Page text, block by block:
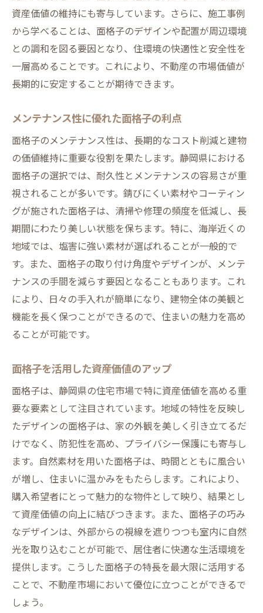
資産価値の維持にも寄与しています。さらに、施工事例
から学べることは、面格子のデザインや配置が周辺環境
との調和を図る要因となり、住環境の快適性と安全性を
一層高めることです。これにより、不動産の市場価値が
長期的に安定することが期待できます。
メンテナンス性に優れた面格子の利点
面格子のメンテナンス性は、長期的なコスト削減と建物
の価値維持に重要な役割を果たします。静岡県における
面格子の選択では、耐久性とメンテナンスの容易さが重
視されることが多いです。錆びにくい素材やコーティン
グが施された面格子は、清掃や修理の頻度を低減し、長
期間にわたり美しい状態を保ちます。特に、海岸近くの
地域では、塩害に強い素材が選ばれることが一般的で
す。また、面格子の取り付け角度やデザインが、メンテ
ナンスの手間を減らす要因となることもあります。これ
により、日々の手入れが簡単になり、建物全体の美観と
機能を長く保つことができるので、住まいの魅力を高め
ることが可能です。
面格子を活用した資産価値のアップ
面格子は、静岡県の住宅市場で特に資産価値を高める重
要な要素として注目されています。地域の特性を反映し
たデザインの面格子は、家の外観を美しく引き立てるだ
けでなく、防犯性を高め、プライバシー保護にも寄与し
ます。自然素材を用いた面格子は、時間とともに風合い
が増し、住まいに温かみをもたらします。これにより、
購入希望者にとって魅力的な物件として映り、結果とし
て資産価値の向上に結びつきます。また、面格子の巧み
なデザインは、外部からの視線を遮りつつも室内に自然
光を取り込むことが可能で、居住者に快適な生活環境を
提供します。こうした面格子の特長を最大限に活用する
ことで、不動産市場において優位に立つことができるで
しょう。